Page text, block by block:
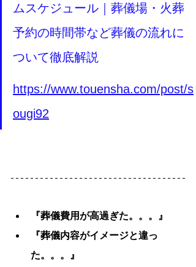
ムスケジュール｜葬儀場・火葬
予約の時間帯など葬儀の流れに
ついて徹底解説
https://www.touensha.com/post/s
ougi92
『葬儀費用が高過ぎた。。。』
『葬儀内容がイメージと違っ
た。。。』